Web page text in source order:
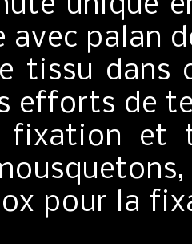
unique
avec palan
tissu dans
efforts de
fixation et
pour la